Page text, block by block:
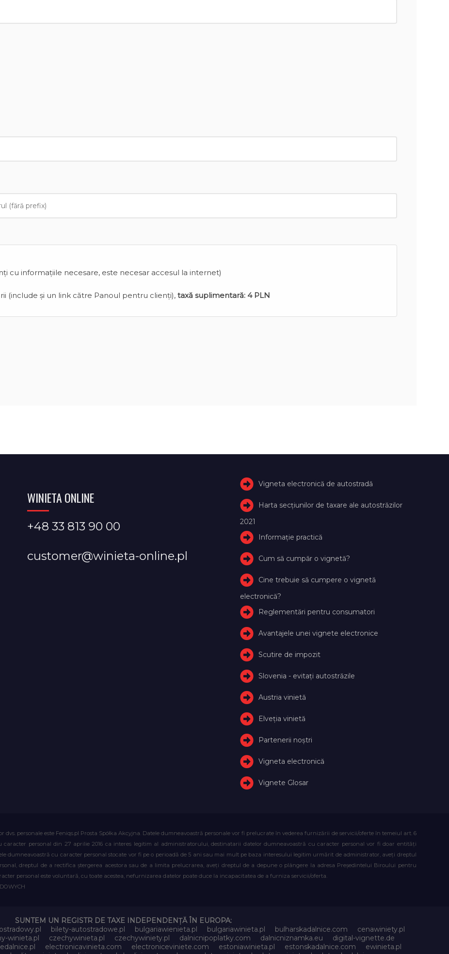
cu informațiile necesare, este necesar accesul la internet)
(include și un link către Panoul pentru clienți),taxă suplimentară: 4 PLN
WINIETA ONLINE
+48 33 813 90 00
customer@winieta-online.pl
Vigneta electronică de autostradă
Harta secțiunilor de taxare ale autostrăzilor
2021
Informație practică
Cum să cumpăr o vignetă?
Cine trebuie să cumpere o vignetă
electronică?
Reglementări pentru consumatori
Avantajele unei vignete electronice
Scutire de impozit
Slovenia - evitați autostrăzile
Austria vinietă
Elveţia vinietă
Partenerii noștri
Vigneta electronică
Vignete Glosar
dvs. personale este Feniqs.pl Prosta Spółka Akcyjna. Datele dumneavoastră personale vor fi prelucrate în vederea furnizării de servicii/oferte în temeiul art. 6
personal din 27 aprilie 2016 ca interes legitim al administratorului, destinatarii datelor dumneavoastră cu caracter personal vor fi doar entități
dumneavoastră cu caracter personal stocate vor fi pe o perioadă de 5 ani sau mai mult pe baza interesului legitim urmărit de administrator, aveți dreptul
dreptul de a rectifica ștergerea acestora sau de a limita prelucrarea, aveți dreptul de a depune o plângere la adresa Președintelui Biroului pentru
personal este voluntară, cu toate acestea, nefurnizarea datelor poate duce la incapacitatea de a furniza servicii/oferta.
SUNTEM UN REGISTR DE TAXE INDEPENDENȚĂ ÎN EUROPA:
bilety-autostradowe.pl bulgariawienieta.pl bulgariawinieta.pl bulharskadalnice.com
cenawiniety.pl
winieta.pl czechywinieta.pl czechywiniety.pl dalnicnipoplatky.com dalnicniznamka.eu
digital-vignette.de
edalnice.pl electronicavinieta.com electroniceviniete.com estoniawinieta.pl estonskadalnice.com
ewinieta.pl